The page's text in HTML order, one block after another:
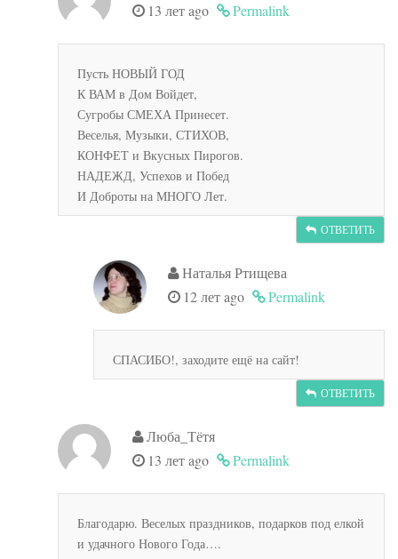
13 лет ago
Permalink
Пусть НОВЫЙ ГОД
К ВАМ в Дом Войдет,
Сугробы СМЕХА Принесет.
Веселья, Музыки, СТИХОВ,
КОНФЕТ и Вкусных Пирогов.
НАДЕЖД, Успехов и Побед
И Доброты на МНОГО Лет.
ОТВЕТИТЬ
Наталья Ртищева
12 лет ago
Permalink
СПАСИБО!, заходите ещё на сайт!
ОТВЕТИТЬ
Люба_Тётя
13 лет ago
Permalink
Благодарю. Веселых праздников, подарков под елкой
и удачного Нового Года….